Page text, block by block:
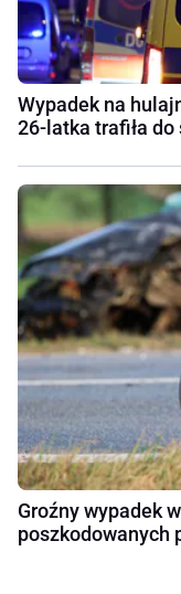
Wypadek na
26-latka trafiła
Groźny wypadek
poszkodowanych